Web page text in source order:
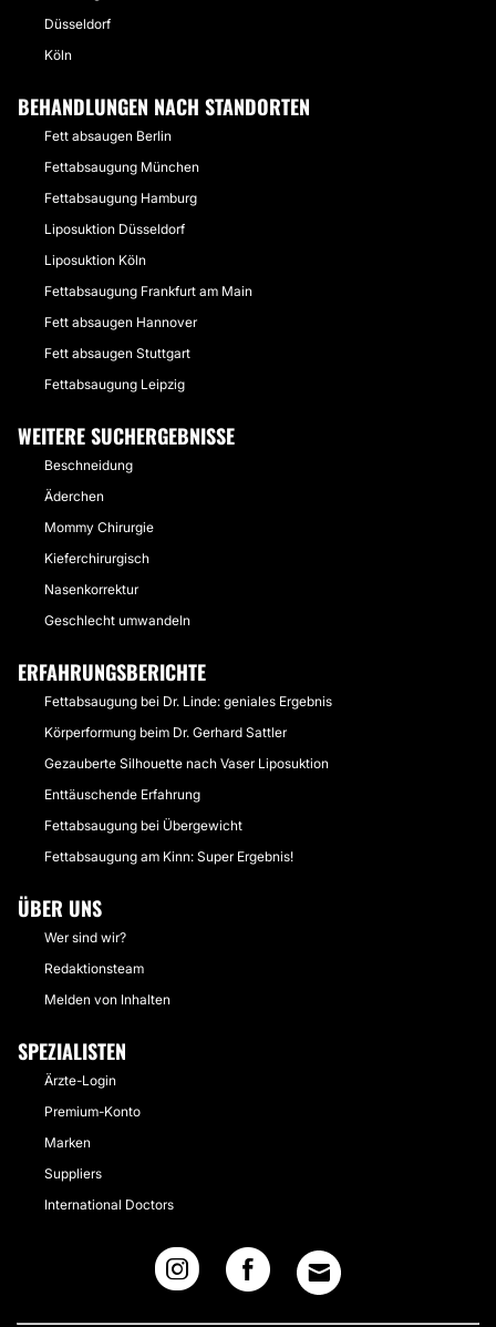
Düsseldorf
Köln
BEHANDLUNGEN NACH STANDORTEN
Fett absaugen Berlin
Fettabsaugung München
Fettabsaugung Hamburg
Liposuktion Düsseldorf
Liposuktion Köln
Fettabsaugung Frankfurt am Main
Fett absaugen Hannover
Fett absaugen Stuttgart
Fettabsaugung Leipzig
WEITERE SUCHERGEBNISSE
Beschneidung
Äderchen
Mommy Chirurgie
Kieferchirurgisch
Nasenkorrektur
Geschlecht umwandeln
ERFAHRUNGSBERICHTE
Fettabsaugung bei Dr. Linde: geniales Ergebnis
Körperformung beim Dr. Gerhard Sattler
Gezauberte Silhouette nach Vaser Liposuktion
Enttäuschende Erfahrung
Fettabsaugung bei Übergewicht
Fettabsaugung am Kinn: Super Ergebnis!
ÜBER UNS
Wer sind wir?
Redaktionsteam
Melden von Inhalten
SPEZIALISTEN
Ärzte-Login
Premium-Konto
Marken
Suppliers
International Doctors